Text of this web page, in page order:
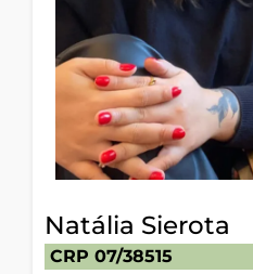
Natália Sierota
CRP 07/38515